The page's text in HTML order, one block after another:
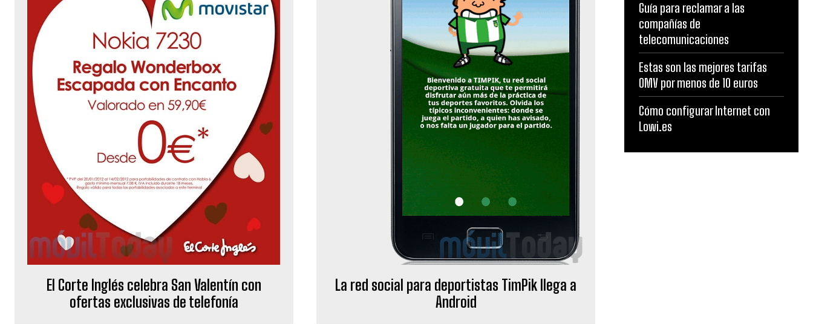
El Corte Inglés celebra San Valentín con
ofertas exclusivas de telefonía
La red social para deportistas TimPik llega a
Android
Guía para reclamar a las
compañías de
telecomunicaciones
Estas son las mejores tarifas
OMV por menos de 10 euros
Cómo configurar Internet con
Lowi.es